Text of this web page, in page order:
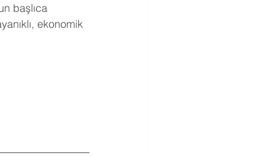
başlıca
ekonomik